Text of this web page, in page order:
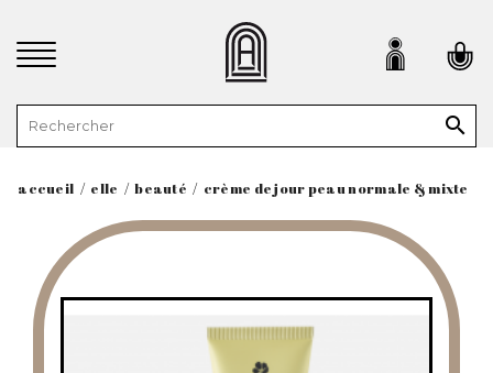

accueil elle beauté crème de jour peau normale & mixte